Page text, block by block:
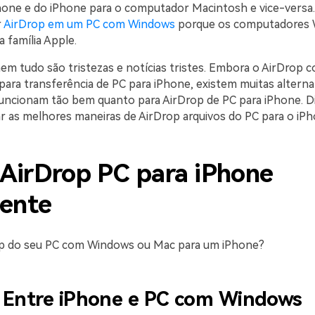
e do iPhone para o computador Macintosh e vice-
AirDrop em um PC com Windows porque os computadores
família Apple.
tudo são tristezas e notícias tristes. Embora o AirDrop
transferência de PC para iPhone, existem muitas
tão bem quanto para AirDrop de PC para iPhone.
as melhores maneiras de AirDrop arquivos do PC para o
PC para iPhone
do seu PC com Windows ou Mac para um iPhone?
iPhone e PC com Windows